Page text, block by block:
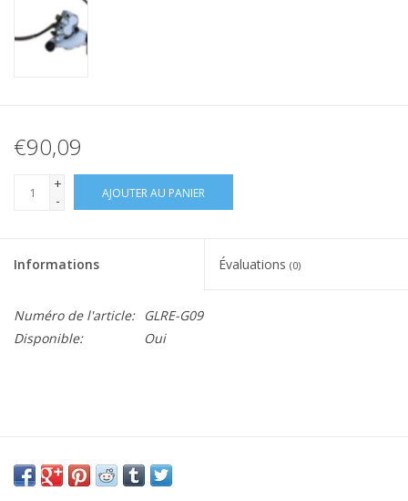
€90,09
+
-
AJOUTER AU PANIER
Informations Évaluations (0)
Numéro de l'article:
GLRE-G09
Disponible:
Oui